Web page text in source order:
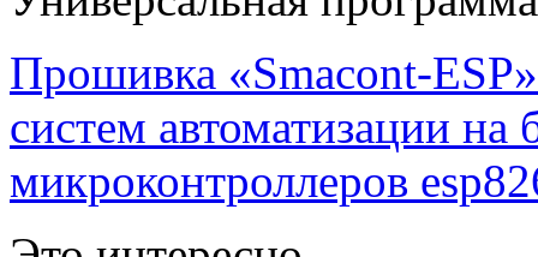
Прошивка «Smacont-
систем автоматизации
микроконтроллеров